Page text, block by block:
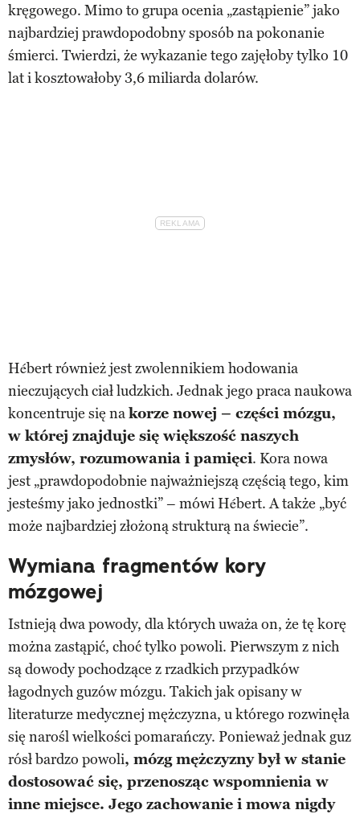
kręgowego. Mimo to grupa ocenia „zastąpienie” jako
najbardziej prawdopodobny sposób na pokonanie
śmierci. Twierdzi, że wykazanie tego zajęłoby tylko 10
lat i kosztowałoby 3,6 miliarda dolarów.
Hébert również jest zwolennikiem hodowania
nieczujących ciał ludzkich. Jednak jego praca naukowa
koncentruje się nakorze nowej – części mózgu,
w której znajduje się większość naszych
zmysłów, rozumowania i pamięci. Kora nowa
jest „prawdopodobnie najważniejszą częścią tego, kim
jesteśmy jako jednostki” – mówi Hébert. A także „być
może najbardziej złożoną strukturą na świecie”.
Wymiana fragmentów kory
mózgowej
Istnieją dwa powody, dla których uważa on, że tę korę
można zastąpić, choć tylko powoli. Pierwszym z nich
są dowody pochodzące z rzadkich przypadków
łagodnych guzów mózgu. Takich jak opisany w
literaturze medycznej mężczyzna, u którego rozwinęła
się narośl wielkości pomarańczy. Ponieważ jednak guz
rósł bardzo powoli, mózg mężczyzny był w stanie
dostosować się, przenosząc wspomnienia w
inne miejsce. Jego zachowanie i mowa nigdy